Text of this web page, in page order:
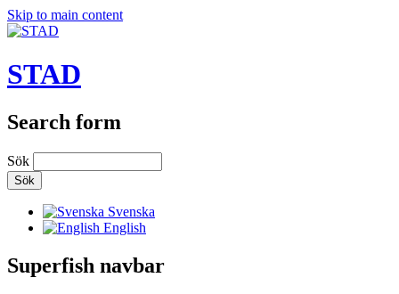
Skip to main content
STAD
Search form
Sök
Svenska
English
Superfish navbar